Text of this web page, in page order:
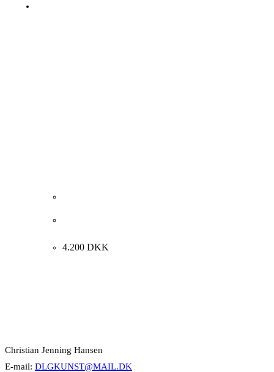
4.200 DKK
Christian Jenning Hansen
E-mail: DLGKUNST@MAIL.DK